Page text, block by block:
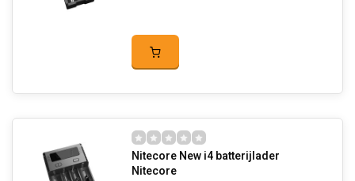
Nitecore New i4 batterijlader
Nitecore